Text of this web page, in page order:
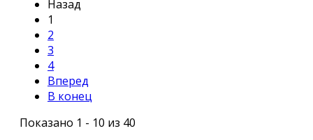
Назад
1
2
3
4
Вперед
В конец
Показано 1 - 10 из 40